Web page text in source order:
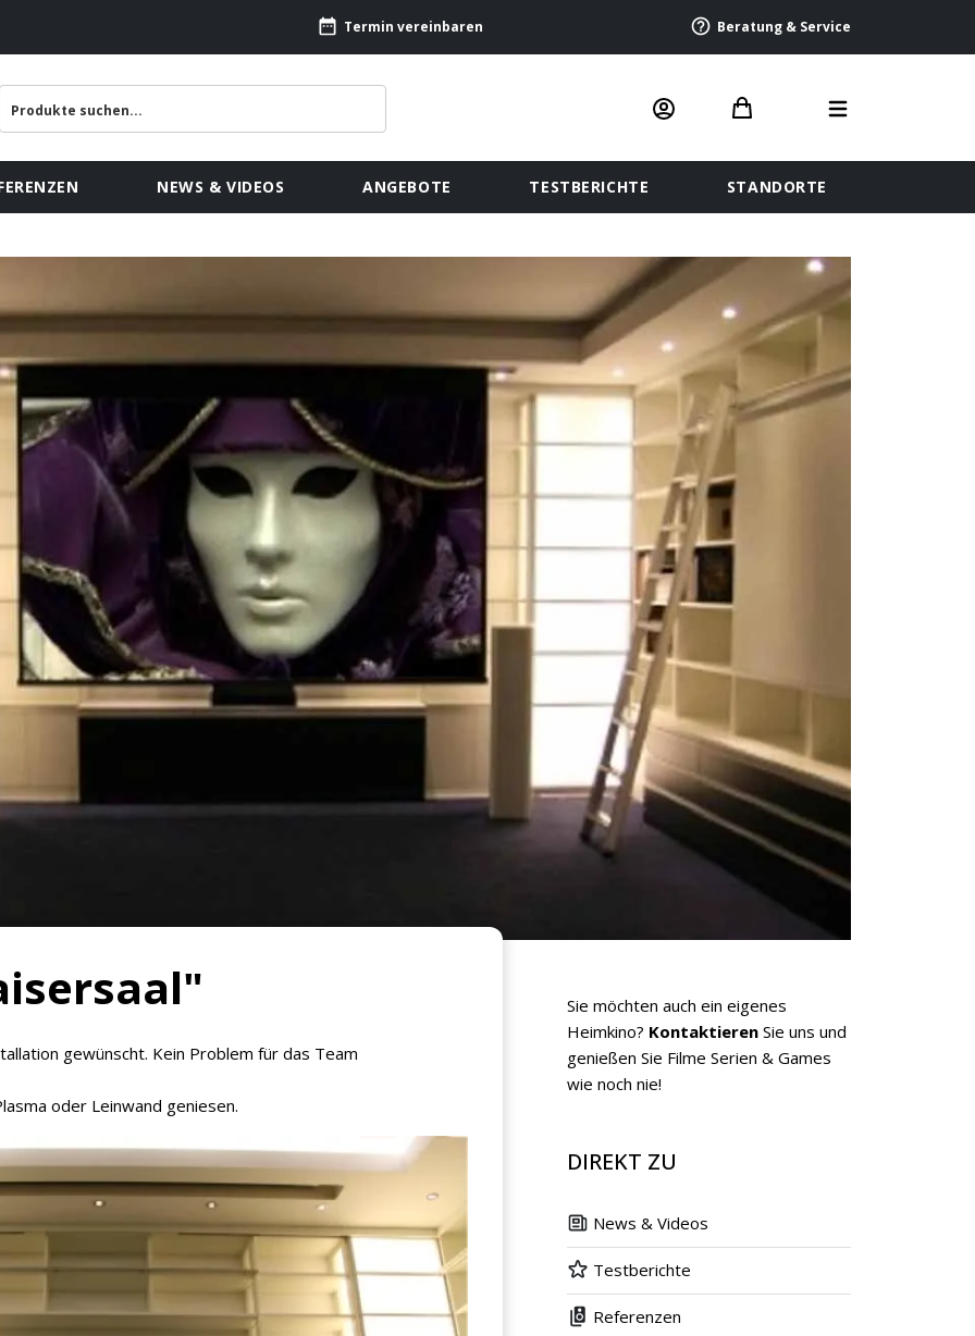
Termin vereinbaren Beratung & Service
NEWS & VIDEOS ANGEBOTE TESTBERICHTE STANDORTE
gewünscht. Kein Problem für das Team
oder Leinwand geniesen.
Sie möchten auch ein eigenes
Heimkino? Kontaktieren Sie uns und
genießen Sie Filme Serien & Games
wie noch nie!
DIREKT ZU
News & Videos
Testberichte
Referenzen